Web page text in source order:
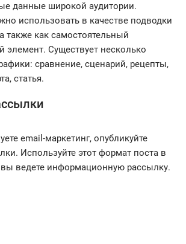
данные широкой аудитории.
использовать в качестве подводки
также как самостоятельный
Существует несколько
сравнение, сценарий, рецепты,
статья.
email-маркетинг, опубликуйте
Используйте этот формат поста в
вы ведете информационную рассылку.